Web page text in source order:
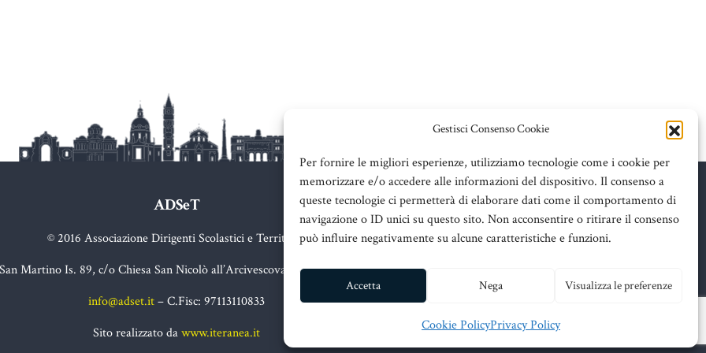
Gestisci Consenso Cookie
Per fornire le migliori esperienze, utilizziamo tecnologie come i cookie per
memorizzare e/o accedere alle informazioni del dispositivo. Il consenso a
queste tecnologie ci permetterà di elaborare dati come il comportamento di
navigazione o ID unici su questo sito. Non acconsentire o ritirare il consenso
può influire negativamente su alcune caratteristiche e funzioni.
Accetta Nega Visualizza le preferenze
Cookie PolicyPrivacy Policy
ADSeT
© 2016 Associazione Dirigenti Scolastici e Territorio
Martino Is. 89, c/o Chiesa San Nicolò all’Arcivescovado, 98123 Messina
info@adset.it– C.Fisc: 97113110833
Sito realizzato dawww.iteranea.it